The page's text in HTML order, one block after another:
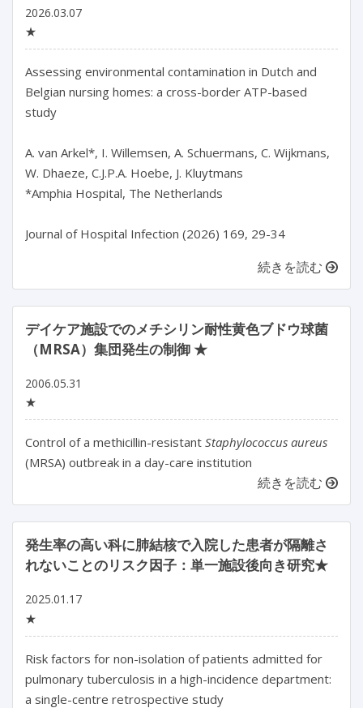
2026.03.07
★
Assessing environmental contamination in Dutch and
Belgian nursing homes: a cross-border ATP-based
study
A. van Arkel*, I. Willemsen, A. Schuermans, C. Wijkmans,
W. Dhaeze, C.J.P.A. Hoebe, J. Kluytmans
*Amphia Hospital, The Netherlands
Journal of Hospital Infection (2026) 169, 29-34
続きを読む
デイケア施設でのメチシリン耐性黄色ブドウ球菌
（MRSA）集団発生の制御 ★
2006.05.31
★
Control of a methicillin-resistant Staphylococcus aureus
(MRSA) outbreak in a day-care institution
続きを読む
発生率の高い科に肺結核で入院した患者が隔離さ
れないことのリスク因子：単一施設後向き研究★
2025.01.17
★
Risk factors for non-isolation of patients admitted for
pulmonary tuberculosis in a high-incidence department:
a single-centre retrospective study